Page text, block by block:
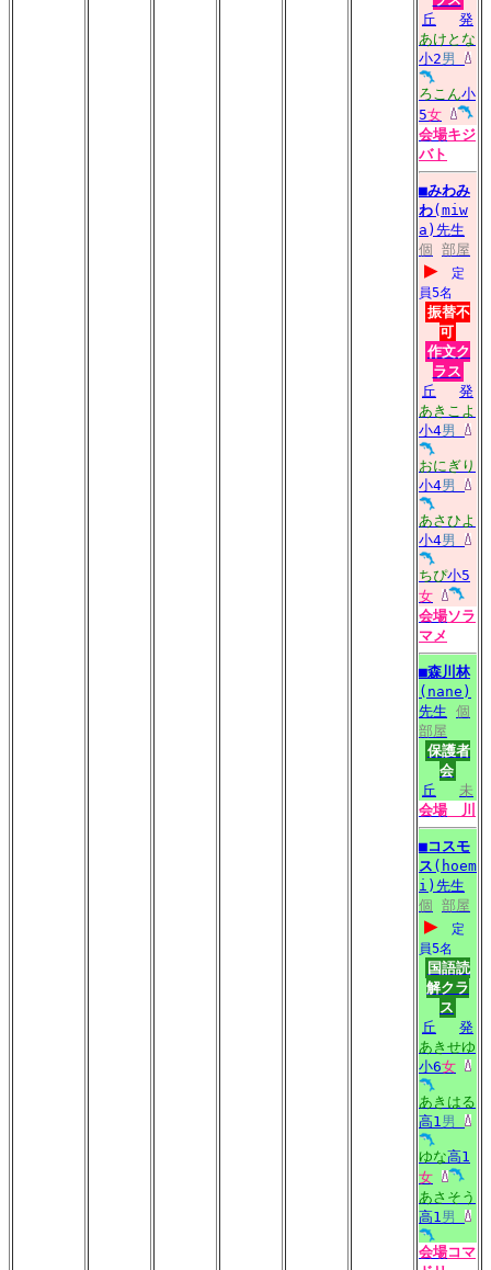
丘
発
あけとな
小2男
ろこん小
5女
会場キジ
バト
■みわみ
わ(miw
a)先生
個 部屋
▶
定
員5名
振替不
可
作文ク
ラス
丘
発
あきこよ
小4男
おにぎり
小4男
あさひよ
小4男
ちぴ小5
女
会場ソラ
マメ
■森川林
(nane)
先生 個
部屋
保護者
会
丘
未
会場川
■コスモ
ス (hoem
i)先生
個 部屋
▶
定
員5名
国語読
解クラ
ス
丘
発
あきせゆ
小6女
あきはる
高1 男
ゆな高1
女
あさそう
高1 男
会場コマ